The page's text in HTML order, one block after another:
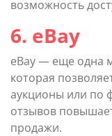
возможность
6. eBay
eBay — еще одна
которая
аукционы или по
отзывов
продажи.